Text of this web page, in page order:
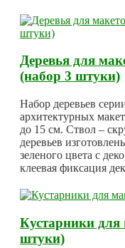
Деревья для
(набор 3 штуки)
Набор деревьев
архитектурных
до 15 см. Ствол –
деревьев
зеленого цвета с
клеевая фиксация
Кустарники для
штуки)